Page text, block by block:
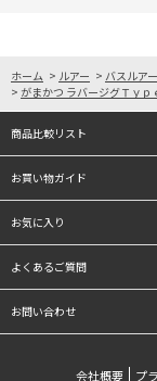
ホーム > ルアー > バスルアー
> がまかつ ラバージグＴｙ
商品比較リスト
お買い物ガイド
お気に入り
よくあるご質問
お問い合わせ
会社概要 プ